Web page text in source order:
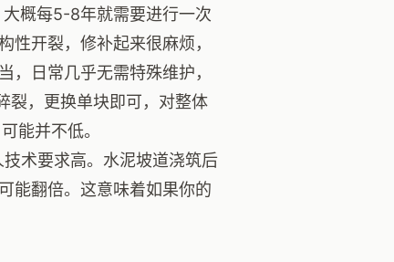
概每5-8年就需要进行一次
性开裂，修补起来很麻烦，
日常几乎无需特殊维护，
裂，更换单块即可，对整体
能并不低。
术要求高。水泥坡道浇筑后
能翻倍。这意味着如果你的